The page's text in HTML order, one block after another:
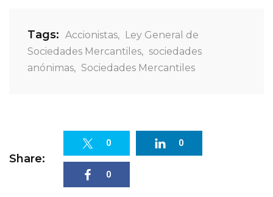
Tags: Accionistas,
Ley General de
Sociedades Mercantiles, sociedades
anónimas, Sociedades Mercantiles
Share:
0 0
0